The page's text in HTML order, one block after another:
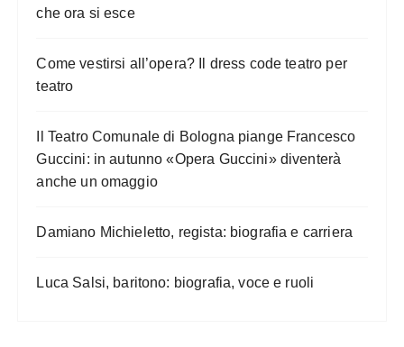
che ora si esce
Come vestirsi all’opera? Il dress code teatro per
teatro
Il Teatro Comunale di Bologna piange Francesco
Guccini: in autunno «Opera Guccini» diventerà
anche un omaggio
Damiano Michieletto, regista: biografia e carriera
Luca Salsi, baritono: biografia, voce e ruoli